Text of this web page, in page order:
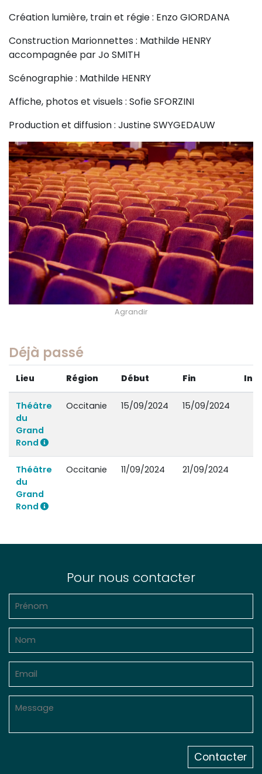
Création lumière, train et régie : Enzo GIORDANA
Construction Marionnettes : Mathilde HENRY
accompagnée par Jo SMITH
Scénographie : Mathilde HENRY
Affiche, photos et visuels : Sofie SFORZINI
Production et diffusion : Justine SWYGEDAUW
Agrandir
Déjà passé
Lieu Région Début Fin
Théâtre
du
Grand
Rond
Occitanie 15/09/2024 15/09/2024
Théâtre
du
Grand
Rond
Occitanie 11/09/2024 21/09/2024
Pour nous contacter
Contacter